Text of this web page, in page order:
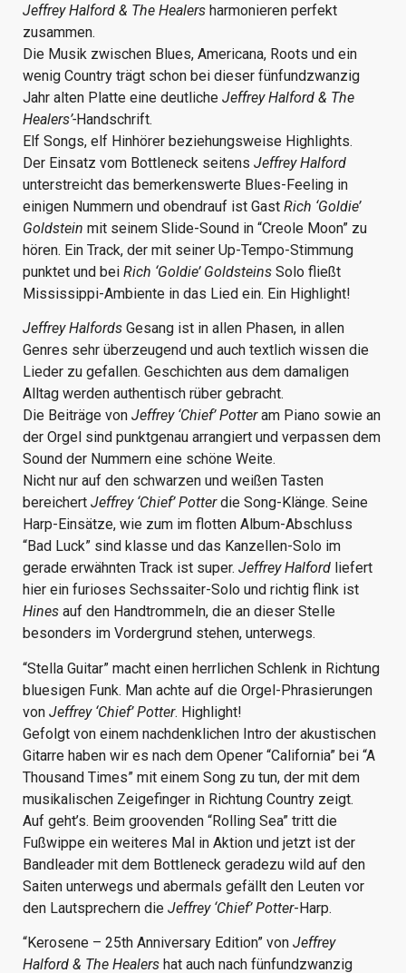
Jeffrey Halford & The Healers harmonieren perfekt
zusammen.
Die Musik zwischen Blues, Americana, Roots und ein
wenig Country trägt schon bei dieser fünfundzwanzig
Jahr alten Platte eine deutliche Jeffrey Halford & The
Healers’-Handschrift.
Elf Songs, elf Hinhörer beziehungsweise Highlights.
Der Einsatz vom Bottleneck seitens Jeffrey Halford
unterstreicht das bemerkenswerte Blues-Feeling in
einigen Nummern und obendrauf ist Gast Rich ‘Goldie’
Goldstein mit seinem Slide-Sound in “Creole Moon” zu
hören. Ein Track, der mit seiner Up-Tempo-Stimmung
punktet und bei Rich ‘Goldie’ Goldsteins Solo fließt
Mississippi-Ambiente in das Lied ein. Ein Highlight!
Jeffrey Halfords Gesang ist in allen Phasen, in allen
Genres sehr überzeugend und auch textlich wissen die
Lieder zu gefallen. Geschichten aus dem damaligen
Alltag werden authentisch rüber gebracht.
Die Beiträge von Jeffrey ‘Chief’ Potteram Piano sowie an
der Orgel sind punktgenau arrangiert und verpassen dem
Sound der Nummern eine schöne Weite.
Nicht nur auf den schwarzen und weißen Tasten
bereichert Jeffrey ‘Chief’ Potterdie Song-Klänge. Seine
Harp-Einsätze, wie zum im flotten Album-Abschluss
“Bad Luck” sind klasse und das Kanzellen-Solo im
gerade erwähnten Track ist super. Jeffrey Halford liefert
hier ein furioses Sechssaiter-Solo und richtig flink ist
Hines auf den Handtrommeln, die an dieser Stelle
besonders im Vordergrund stehen, unterwegs.
“Stella Guitar” macht einen herrlichen Schlenk in Richtung
bluesigen Funk. Man achte auf die Orgel-Phrasierungen
von Jeffrey ‘Chief’ Potter. Highlight!
Gefolgt von einem nachdenklichen Intro der akustischen
Gitarre haben wir es nach dem Opener “California” bei “A
Thousand Times” mit einem Song zu tun, der mit dem
musikalischen Zeigefinger in Richtung Country zeigt.
Auf geht’s. Beim groovenden “Rolling Sea” tritt die
Fußwippe ein weiteres Mal in Aktion und jetzt ist der
Bandleader mit dem Bottleneck geradezu wild auf den
Saiten unterwegs und abermals gefällt den Leuten vor
den Lautsprechern die Jeffrey ‘Chief’ Potter-Harp.
“Kerosene – 25th Anniversary Edition” von Jeffrey
Halford & The Healers hat auch nach fünfundzwanzig